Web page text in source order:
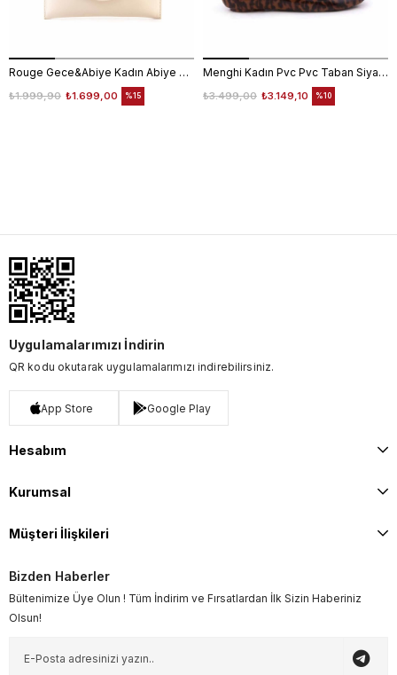
Rouge Gece&Abiye Kadın Abiye Çanta 401S
₺1.699,00
₺1.999,90 %15
Menghi Kadın Pvc Pvc Taban Siyah Babet Ayakkabı
₺3.149,10
₺3.499,00 %10
Uygulamalarımızı İndirin
QR kodu okutarak uygulamalarımızı indirebilirsiniz.
App Store Google Play
Hesabım
Kurumsal
Müşteri İlişkileri
Bizden Haberler
Bültenimize Üye Olun ! Tüm İndirim ve Fırsatlardan İlk Sizin Haberiniz
Olsun!